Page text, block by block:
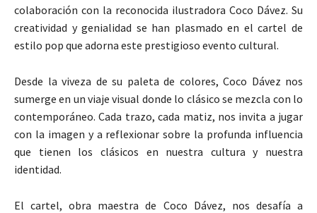
colaboración con la reconocida ilustradora Coco Dávez. Su
creatividad y genialidad se han plasmado en el cartel de
estilo pop que adorna este prestigioso evento cultural.
Desde la viveza de su paleta de colores, Coco Dávez nos
sumerge en un viaje visual donde lo clásico se mezcla con lo
contemporáneo. Cada trazo, cada matiz, nos invita a jugar
con la imagen y a reflexionar sobre la profunda influencia
que tienen los clásicos en nuestra cultura y nuestra
identidad.
El cartel, obra maestra de Coco Dávez, nos desafía a